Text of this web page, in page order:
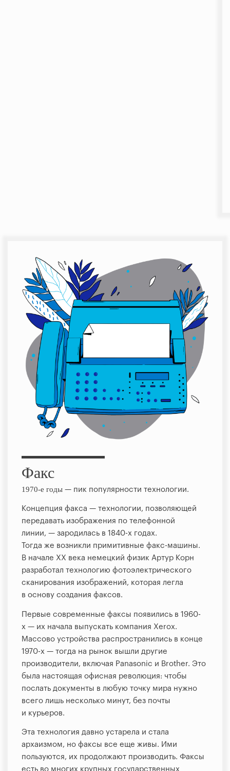
Факс
1970-е годы — пик популярности технологии.
Концепция факса — технологии, позволяющей
передавать изображения по телефонной
линии, — зародилась в 1840-х годах.
Тогда же возникли примитивные факс-машины.
В начале XX века немецкий физик Артур Корн
разработал технологию фотоэлектрического
сканирования изображений, которая легла
в основу создания факсов.
Первые современные факсы появились в 1960-
х — их начала выпускать компания Xerox.
Массово устройства распространились в конце
1970-х — тогда на рынок вышли другие
производители, включая Panasonic и Brother. Это
была настоящая офисная революция: чтобы
послать документы в любую точку мира нужно
всего лишь несколько минут, без почты
и курьеров.
Эта технология давно устарела и стала
архаизмом, но факсы все еще живы. Ими
пользуются, их продолжают производить. Факсы
есть во многих крупных государственных